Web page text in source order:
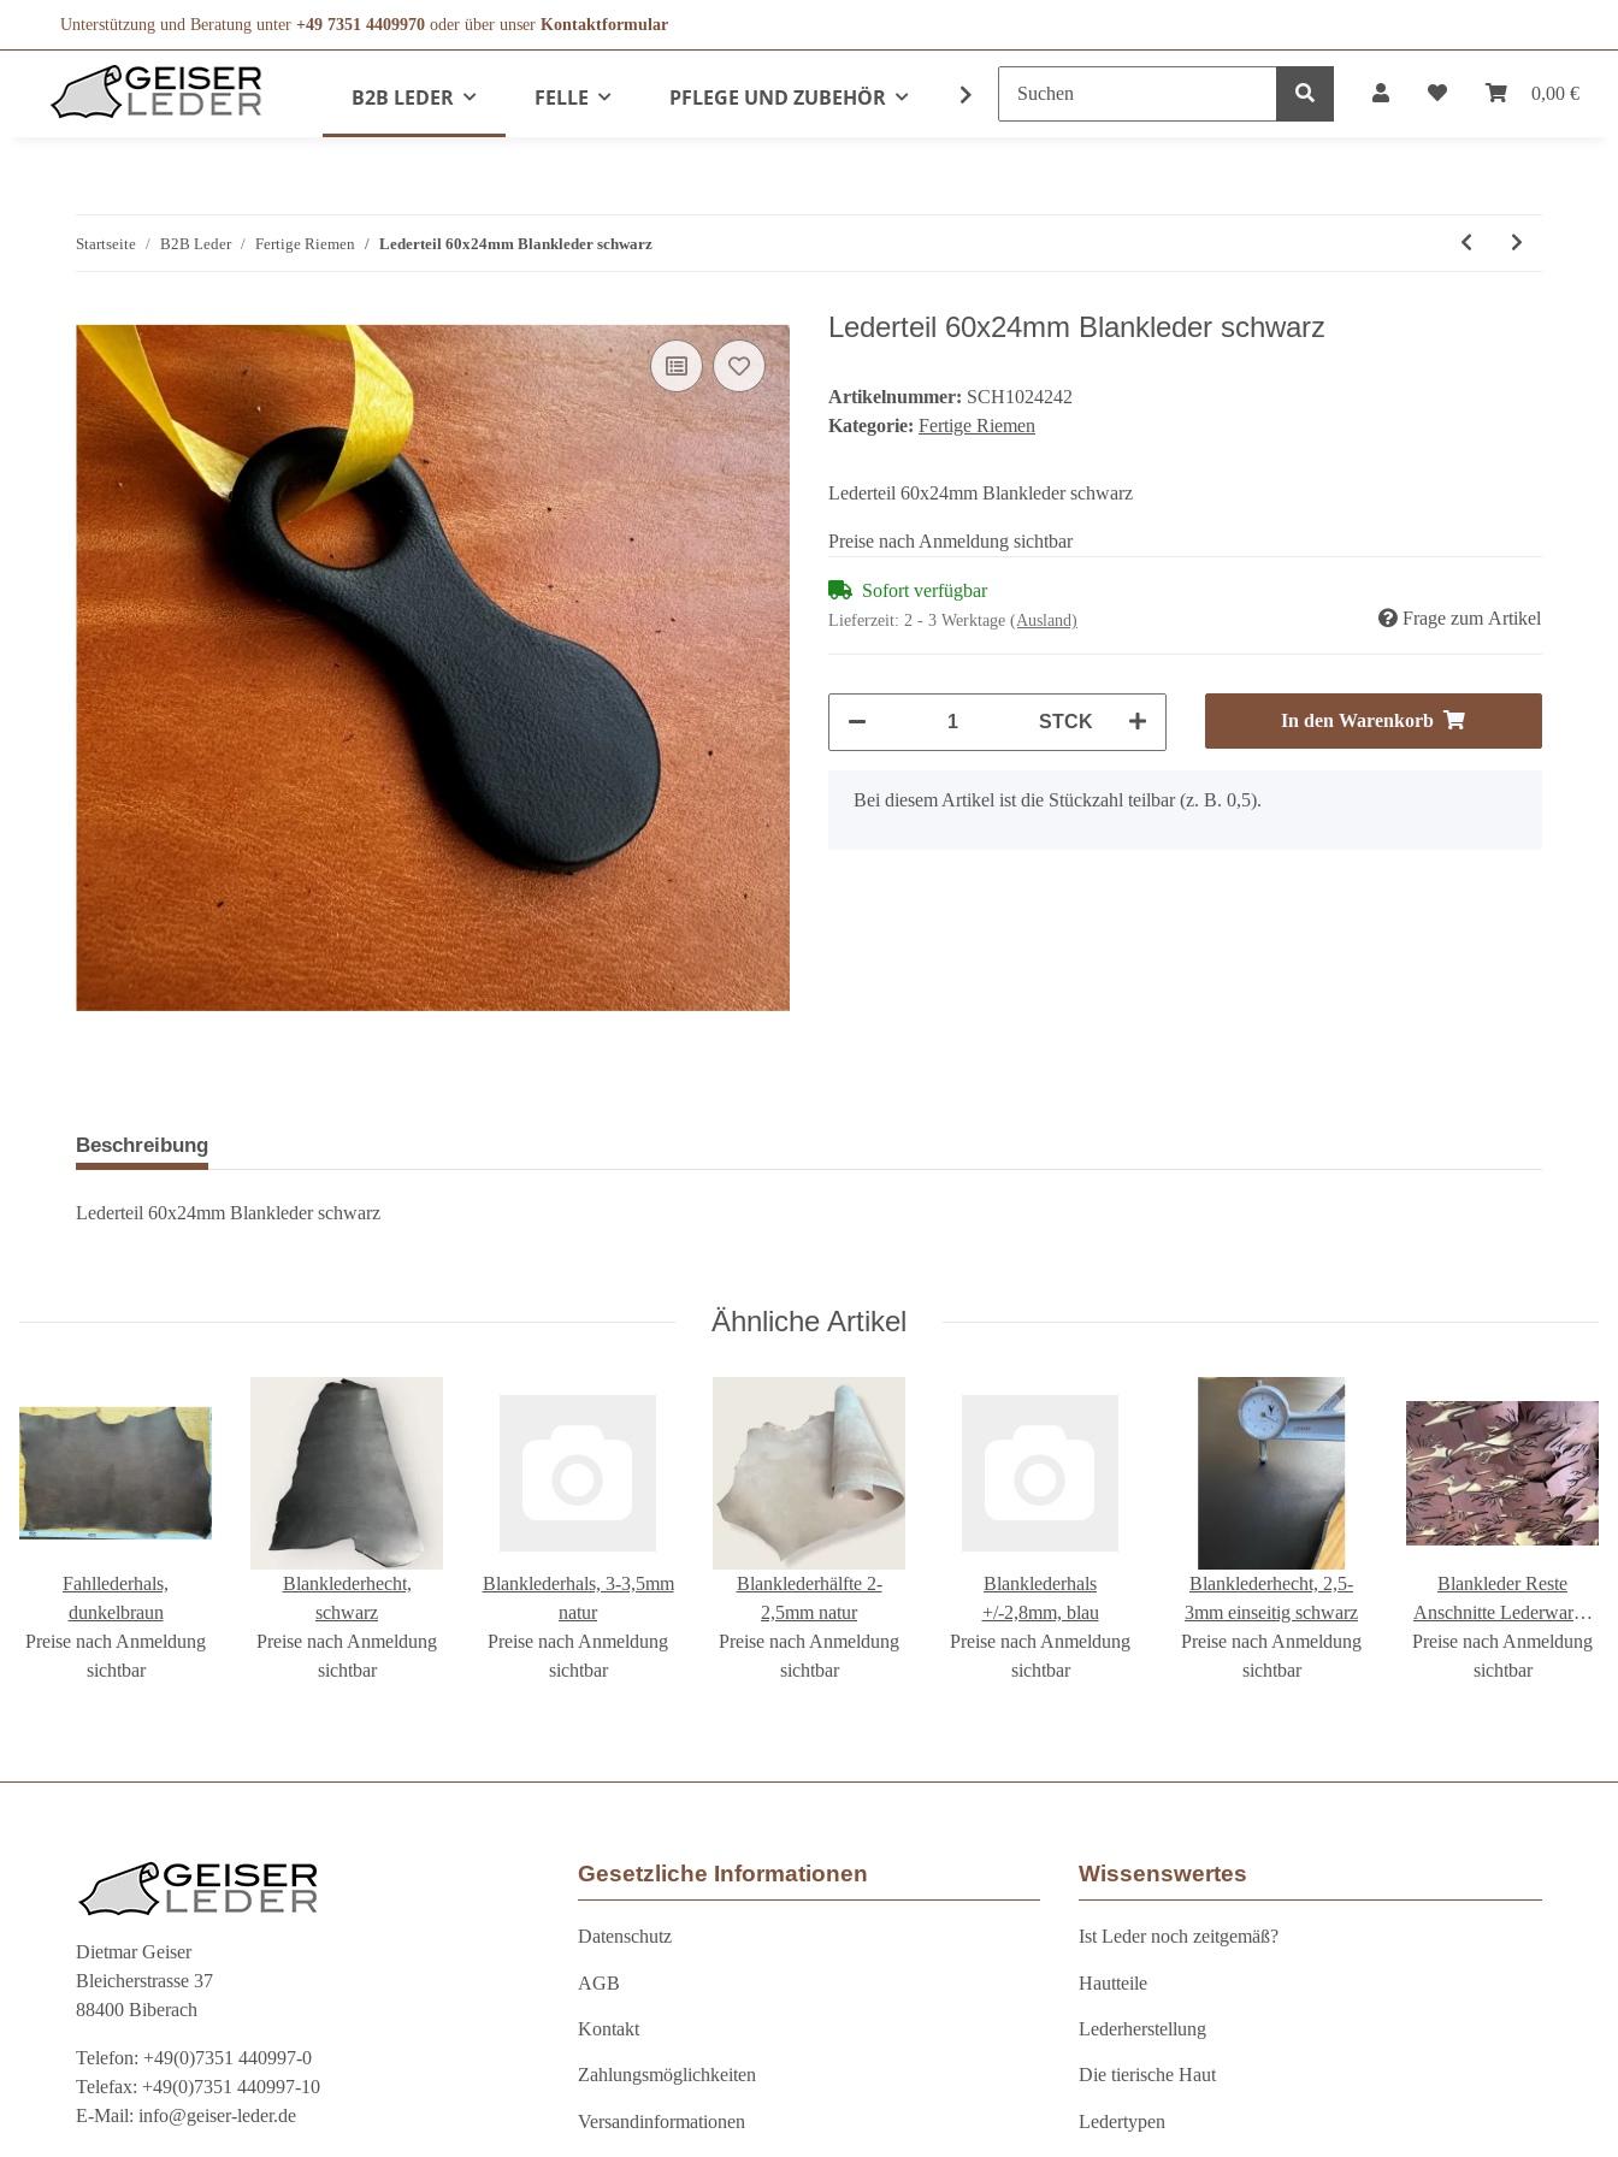
Unterstützung und Beratung unter +49 7351 4409970 oder über unser Kontaktformular
0,00 €
B2B LEDER FELLE PFLEGE UND ZUBEHÖR LEDERPRODUKTE
Startseite B2B Leder Fertige Riemen Lederteil 60x24mm Blankleder schwarz
Lederteil 60x24mm Blankleder schwarz
Artikelnummer: SCH1024242
Kategorie: Fertige Riemen
Lederteil 60x24mm Blankleder schwarz
Preise nach Anmeldung sichtbar
Sofort verfügbar
Lieferzeit: 2 - 3 Werktage (Ausland) Frage zum Artikel
STCK In den Warenkorb
x
Bei diesem Artikel ist die Stückzahl teilbar (z. B. 0,5).
Beschreibung
Lederteil 60x24mm Blankleder schwarz
Ähnliche Artikel
Fahllederhals,
dunkelbraun
Preise nach Anmeldung
sichtbar
Blanklederhecht,
schwarz
Preise nach Anmeldung
sichtbar
Blanklederhals, 3-3,5mm
natur
Preise nach Anmeldung
sichtbar
Blanklederhälfte 2-
2,5mm natur
Preise nach Anmeldung
sichtbar
Blanklederhals
+/-2,8mm, blau
Preise nach Anmeldung
sichtbar
Blanklederhecht, 2,5-
3mm einseitig schwarz
Preise nach Anmeldung
sichtbar
Blankleder Reste
Anschnitte Lederwaren
Kunstprojekt Basteln
#XE1004
Preise nach Anmeldung
sichtbar
Dietmar Geiser
Bleicherstrasse 37
88400 Biberach
Telefon: +49(0)7351 440997-0
Telefax: +49(0)7351 440997-10
E-Mail: info@geiser-leder.de
Gesetzliche Informationen
Datenschutz
AGB
Kontakt
Zahlungsmöglichkeiten
Versandinformationen
Wissenswertes
Ist Leder noch zeitgemäß?
Hautteile
Lederherstellung
Die tierische Haut
Ledertypen